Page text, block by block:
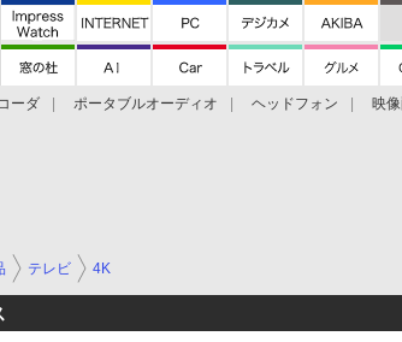
ーダ ポータブルオーディオ ヘッドフォン 映
テレビ 4K